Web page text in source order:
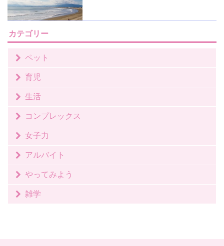
カテゴリー
ペット
育児
生活
コンプレックス
女子力
アルバイト
やってみよう
雑学